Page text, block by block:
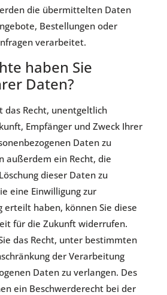
die übermittelten Daten
Bestellungen oder
verarbeitet.
haben Sie
Daten?
das Recht, unentgeltlich
Empfänger und Zweck Ihrer
Daten zu
außerdem ein Recht, die
dieser Daten zu
eine Einwilligung zur
haben, können Sie diese
für die Zukunft widerrufen.
das Recht, unter bestimmten
der Verarbeitung
Daten zu verlangen. Des
ein Beschwerderecht bei der